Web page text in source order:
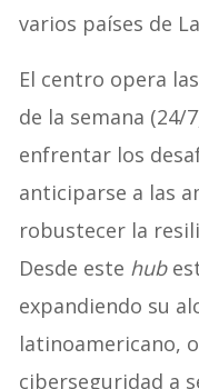
varios países de
El centro opera
de la semana (24/
enfrentar los
anticiparse a las
robustecer la
Desde este hub
expandiendo su
latinoamericano,
ciberseguridad a